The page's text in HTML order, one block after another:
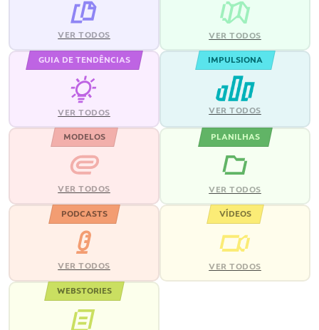
VER TODOS VER TODOS
GUIA DE TENDÊNCIAS
VER TODOS
IMPULSIONA
VER TODOS
MODELOS
VER TODOS
PLANILHAS
VER TODOS
PODCASTS
VER TODOS
VÍDEOS
VER TODOS
WEBSTORIES